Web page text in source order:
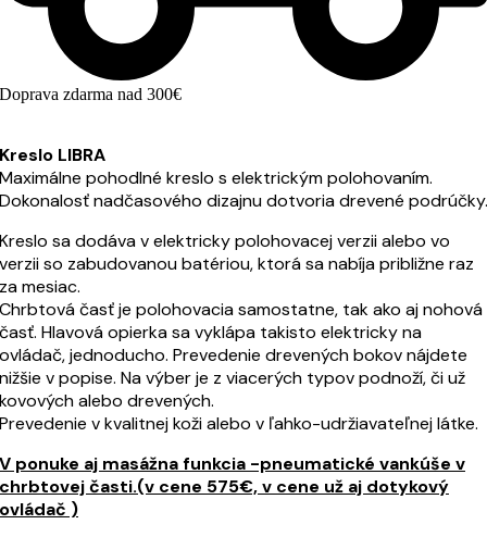
Doprava zdarma nad 300€
Kreslo LIBRA
Maximálne pohodlné kreslo s elektrickým polohovaním.
Dokonalosť nadčasového dizajnu dotvoria drevené podrúčky.
Kreslo sa dodáva v elektricky polohovacej verzii alebo vo
verzii so zabudovanou batériou, ktorá sa nabíja približne raz
za mesiac.
Chrbtová časť je polohovacia samostatne, tak ako aj nohová
časť. Hlavová opierka sa vyklápa takisto elektricky na
ovládač, jednoducho. Prevedenie drevených bokov nájdete
nižšie v popise. Na výber je z viacerých typov podnoží, či už
kovových alebo drevených.
Prevedenie v kvalitnej koži alebo v ľahko-udržiavateľnej látke.
V ponuke aj masážna funkcia -pneumatické vankúše v
chrbtovej časti.(v cene 575€, v cene už aj dotykový
ovládač )